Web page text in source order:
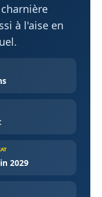
à l'aise en
2029